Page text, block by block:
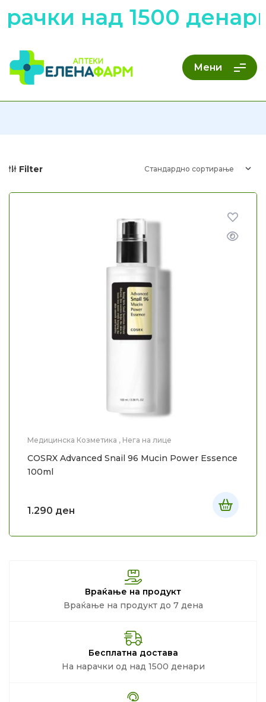
над 1500
Мени
Filter
Медицинска Козметика , Нега на лице
COSRX Advanced Snail 96 Mucin Power Essence
100ml
1.290 ден
Враќање на продукт
Враќање на продукт до 7 дена
Бесплатна достава
На нарачки од над 1500 денари